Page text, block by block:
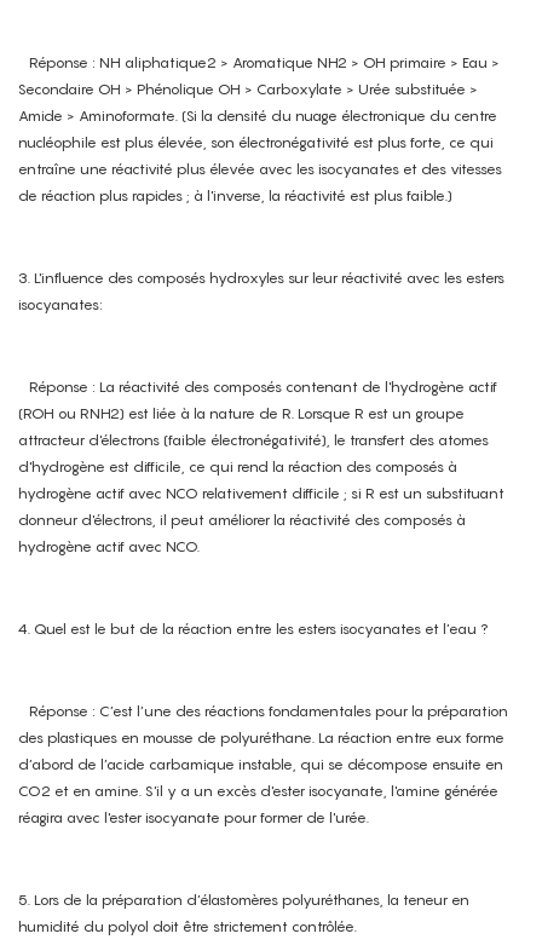
Réponse : NH aliphatique2 > Aromatique NH2 > OH primaire > Eau >
Secondaire OH > Phénolique OH > Carboxylate > Urée substituée >
Amide > Aminoformate. (Si la densité du nuage électronique du centre
nucléophile est plus élevée, son électronégativité est plus forte, ce qui
entraîne une réactivité plus élevée avec les isocyanates et des vitesses
de réaction plus rapides ; à l'inverse, la réactivité est plus faible.)
3. L'influence des composés hydroxyles sur leur réactivité avec les esters
isocyanates:
Réponse : La réactivité des composés contenant de l'hydrogène actif
(ROH ou RNH2) est liée à la nature de R. Lorsque R est un groupe
attracteur d'électrons (faible électronégativité), le transfert des atomes
d'hydrogène est difficile, ce qui rend la réaction des composés à
hydrogène actif avec NCO relativement difficile ; si R est un substituant
donneur d'électrons, il peut améliorer la réactivité des composés à
hydrogène actif avec NCO.
4. Quel est le but de la réaction entre les esters isocyanates et l’eau ?
Réponse : C’est l’une des réactions fondamentales pour la préparation
des plastiques en mousse de polyuréthane. La réaction entre eux forme
d’abord de l’acide carbamique instable, qui se décompose ensuite en
CO2 et en amine. S'il y a un excès d'ester isocyanate, l'amine générée
réagira avec l'ester isocyanate pour former de l'urée.
5. Lors de la préparation d’élastomères polyuréthanes, la teneur en
humidité du polyol doit être strictement contrôlée.